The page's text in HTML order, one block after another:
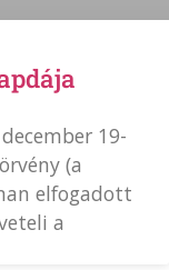
19-
(a
elfogadott
a